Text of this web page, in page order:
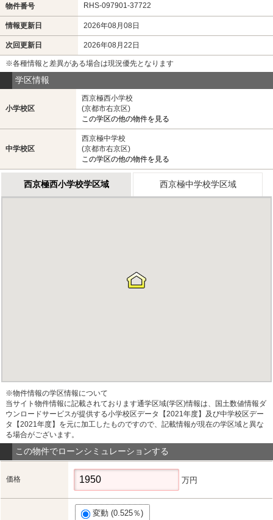
物件番号 RHS-097901-37722
情報更新日 2026年08月08日
次回更新日 2026年08月22日
※各種情報と差異がある場合は現況優先となります
学区情報
小学校区
西京極西小学校
(京都市右京区)
この学区の他の物件を見る
中学校区
西京極中学校
(京都市右京区)
この学区の他の物件を見る
西京極西小学校学区域 西京極中学校学区域
※物件情報の学区情報について
当サイト物件情報に記載されております通学区域(学区)情報は、国土数値情報ダ
ウンロードサービスが提供する小学校区データ【2021年度】及び中学校区デー
タ【2021年度】を元に加工したものですので、記載情報が現在の学区域と異な
る場合がございます。
この物件でローンシミュレーションする
価格 万円
変動 (0.525％)